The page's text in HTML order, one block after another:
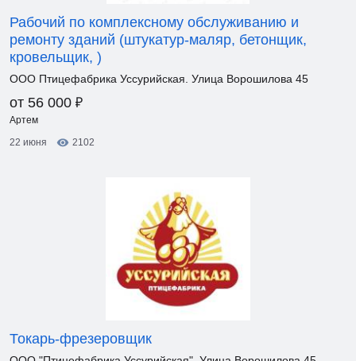
Рабочий по комплексному обслуживанию и
ремонту зданий (штукатур-маляр, бетонщик,
кровельщик, )
ООО Птицефабрика Уссурийская. Улица Ворошилова 45
от 56 000 ₽
Артем
22 июня
2102
Токарь-фрезеровщик